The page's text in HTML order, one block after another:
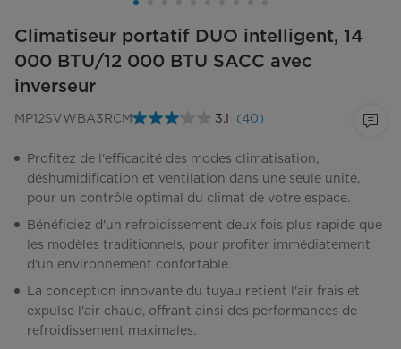
Climatiseur portatif DUO intelligent, 14
000 BTU/12 000 BTU SACC avec
inverseur
MP12SVWBA3RCM 3.1
Lire
40
commentaires.
Lien
vers
même
page.
(40)
Profitez de l'efficacité des modes climatisation,
déshumidification et ventilation dans une seule unité,
pour un contrôle optimal du climat de votre espace.
Bénéficiez d'un refroidissement deux fois plus rapide que
les modèles traditionnels, pour profiter immédiatement
d'un environnement confortable.
La conception innovante du tuyau retient l'air frais et
expulse l'air chaud, offrant ainsi des performances de
refroidissement maximales.